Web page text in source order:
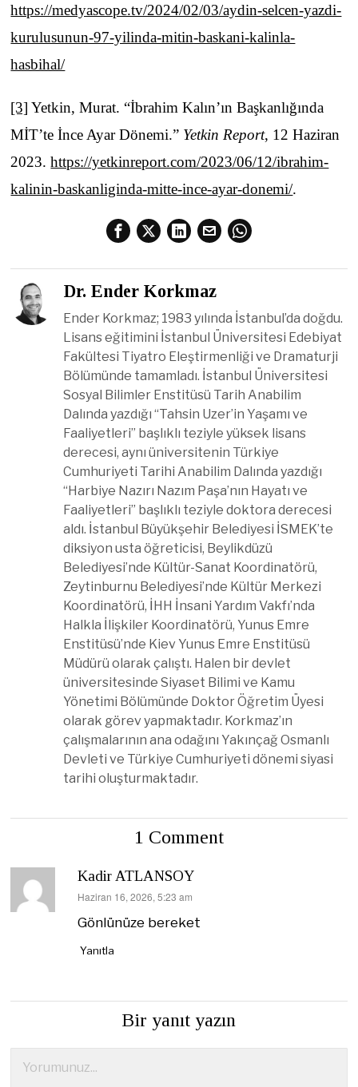
https://medyascope.tv/2024/02/03/aydin-selcen-yazdi-
kurulusunun-97-yilinda-mitin-baskani-kalinla-
hasbihal/
[3] Yetkin, Murat. “İbrahim Kalın’ın Başkanlığında
MİT’te İnce Ayar Dönemi.” Yetkin Report, 12 Haziran
2023.https://yetkinreport.com/2023/06/12/ibrahim-
kalinin-baskanliginda-mitte-ince-ayar-donemi/.
Dr. Ender Korkmaz
Ender Korkmaz; 1983 yılında İstanbul’da doğdu.
Lisans eğitimini İstanbul Üniversitesi Edebiyat
Fakültesi Tiyatro Eleştirmenliği ve Dramaturji
Bölümünde tamamladı. İstanbul Üniversitesi
Sosyal Bilimler Enstitüsü Tarih Anabilim
Dalında yazdığı “Tahsin Uzer’in Yaşamı ve
Faaliyetleri” başlıklı teziyle yüksek lisans
derecesi, aynı üniversitenin Türkiye
Cumhuriyeti Tarihi Anabilim Dalında yazdığı
“Harbiye Nazırı Nazım Paşa’nın Hayatı ve
Faaliyetleri” başlıklı teziyle doktora derecesi
aldı. İstanbul Büyükşehir Belediyesi İSMEK’te
diksiyon usta öğreticisi, Beylikdüzü
Belediyesi’nde Kültür-Sanat Koordinatörü,
Zeytinburnu Belediyesi’nde Kültür Merkezi
Koordinatörü, İHH İnsani Yardım Vakfı’nda
Halkla İlişkiler Koordinatörü, Yunus Emre
Enstitüsü’nde Kiev Yunus Emre Enstitüsü
Müdürü olarak çalıştı. Halen bir devlet
üniversitesinde Siyaset Bilimi ve Kamu
Yönetimi Bölümünde Doktor Öğretim Üyesi
olarak görev yapmaktadır. Korkmaz’ın
çalışmalarının ana odağını Yakınçağ Osmanlı
Devleti ve Türkiye Cumhuriyeti dönemi siyasi
tarihi oluşturmaktadır.
1 Comment
Kadir ATLANSOY
dedi
ki:
Haziran 16, 2026, 5:23 am
Gönlünüze bereket
Yanıtla
Bir yanıt yazın